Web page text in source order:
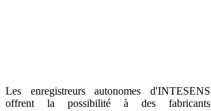
Les enregistreurs autonomes d'INTESENS
offrent la possibilité à des fabricants